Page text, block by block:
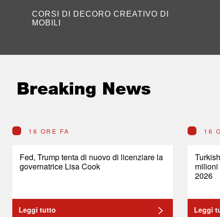
CORSI DI DECORO CREATIVO DI
MOBILI
Breaking News
16 ORE FA
Fed, Trump tenta di nuovo di licenziare la
governatrice Lisa Cook
Leggi tutto
16
2026
Leggi